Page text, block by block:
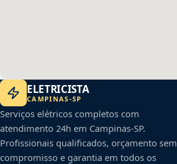
ELETRICISTA
CAMPINAS-SP
Serviços elétricos completos com
atendimento 24h em Campinas-SP.
Profissionais qualificados, orçamento sem
compromisso e garantia em todos os